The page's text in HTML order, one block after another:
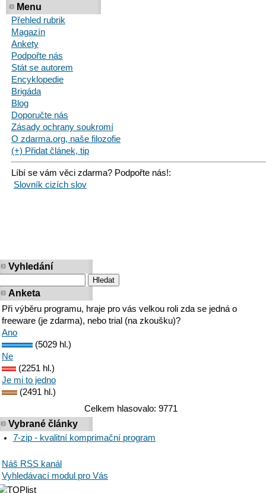
Menu
Přehled rubrik
Magazín
Ankety
Podpořte nás
Stát se autorem
Encyklopedie
Brigáda
Blog
Doporučte nás
Zásady ochrany soukromí
O zdarma.org, naše filozofie
(+) Přidat článek, tip
Líbí se vám věci zdarma? Podpořte nás!:
Slovník cizích slov
Vyhledání
Anketa
Při výběru programu, hraje pro vás velkou roli zda se jedná o
freeware (je zdarma), nebo trial (na zkoušku)?
Ano
(5029 hl.)
Ne
(2251 hl.)
Je mi to jedno
(2491 hl.)
Celkem hlasovalo: 9771
Vybrané články
7-zip - kvalitní komprimační program
Náš RSS kanál
Vyhledávací modul pro Vás